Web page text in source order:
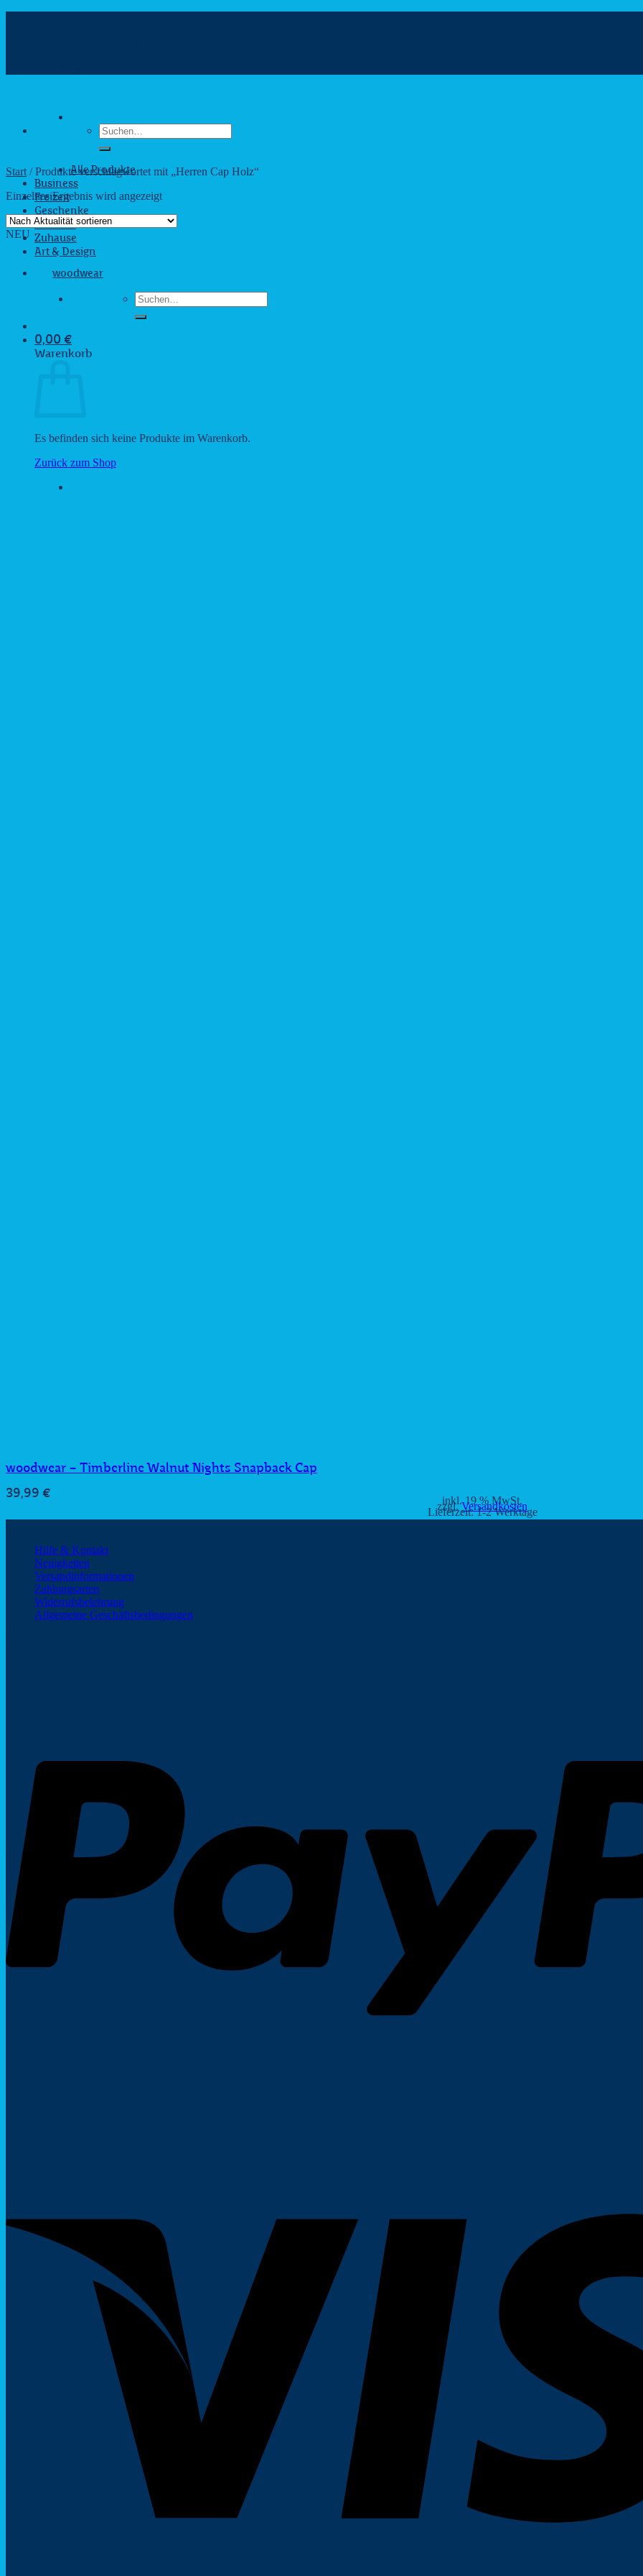
Suchen
nach:
Alle Produkte
Business
Freizeit
Geschenke
Outdoor
Zuhause
Art & Design
woodwear
Suchen
nach:
0,00 €
Warenkorb
Es befinden sich keine Produkte im Warenkorb.
Zurück zum Shop
Start /Produkte verschlagwortet mit „Herren Cap Holz“
Einzelnes Ergebnis wird angezeigt
NEU
woodwear – Timberline Walnut Nights Snapback Cap
39,99 € inkl. 19 % MwSt.
zzgl.Versandkosten
Lieferzeit:1-2 Werktage
Hilfe & Kontakt
Neuigkeiten
Versandinformationen
Zahlungsarten
Widerrufsbelehrung
Allgemeine Geschäftsbedingungen